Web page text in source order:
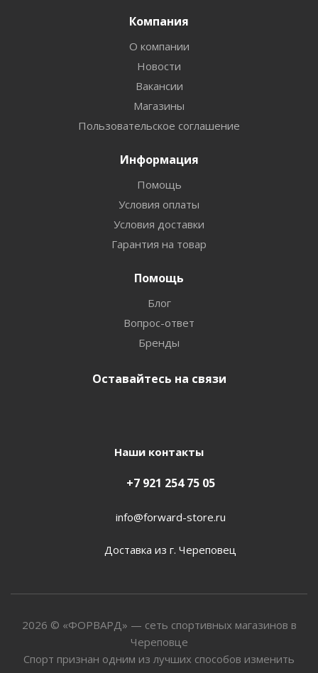
Компания
О компании
Новости
Вакансии
Магазины
Пользовательское соглашение
Информация
Помощь
Условия оплаты
Условия доставки
Гарантия на товар
Помощь
Блог
Вопрос-ответ
Бренды
Оставайтесь на связи
Наши контакты
+7 921 254 75 05
info@forward-store.ru
Доставка из г. Череповец
2026 © «ФОРВАРД» — сеть спортивных магазинов в
Череповце
Спорт признан одним из лучших способов изменить